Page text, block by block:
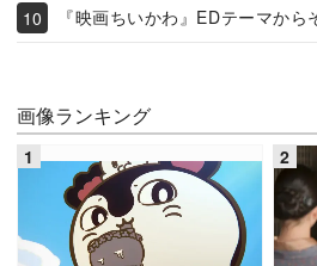
『映画ちいかわ』EDテーマから
画像ランキング